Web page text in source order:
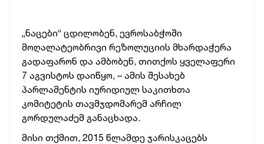
„ნაცები“ ცდილობენ, ევროსაბჭოში
მოღალატეობრივი რეზოლუციის მხარდაჭერა
გადაფარონ და ამბობენ, თითქოს ყველაფერი
7 აგვისტოს დაიწყო, – ამის შესახებ
პარლამენტის იურიდიულ საკითხთა
კომიტეტის თავმჯდომარემ არჩილ
გორდულაძემ განაცხადა.
მისი თქმით, 2015 წლამდე ჯარისკაცებს